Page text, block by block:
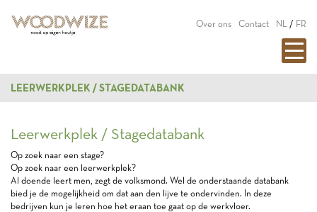
Over ons Contact NL / FR
LEERWERKPLEK / STAGEDATABANK
Leerwerkplek / Stagedatabank
Op zoek naar een stage?
Op zoek naar een leerwerkplek?
Al doende leert men, zegt de volksmond. Wel de onderstaande databank
bied je de mogelijkheid om dat aan den lijve te ondervinden. In deze
bedrijven kun je leren hoe het eraan toe gaat op de werkvloer.